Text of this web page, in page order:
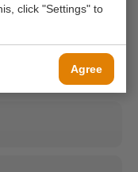
click "Settings" to
Agree